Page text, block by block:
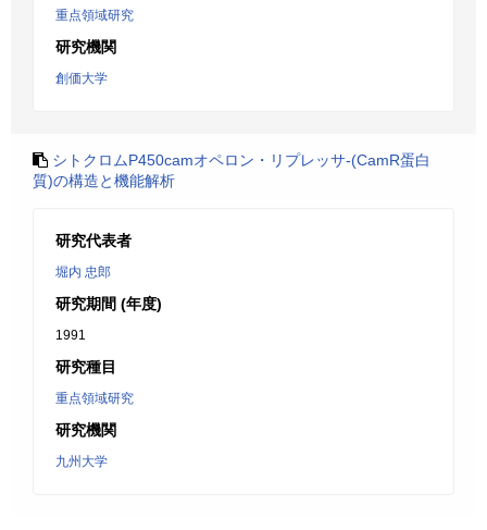
重点領域研究
研究機関
創価大学
シトクロムP450camオペロン・リプレッサ-(CamR蛋白
質)の構造と機能解析
研究代表者
堀内 忠郎
研究期間 (年度)
1991
研究種目
重点領域研究
研究機関
九州大学